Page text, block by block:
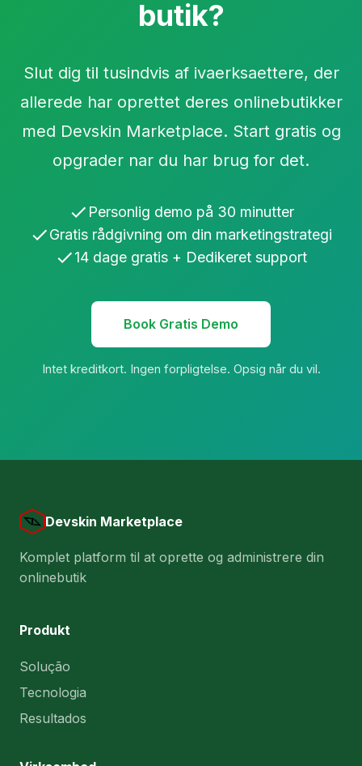
butik?
Slut dig til tusindvis af ivaerksaettere, der
allerede har oprettet deres onlinebutikker
med Devskin Marketplace. Start gratis og
opgrader nar du har brug for det.
Personlig demo på 30 minutter
Gratis rådgivning om din marketingstrategi
14 dage gratis + Dedikeret support
Book Gratis Demo
Intet kreditkort. Ingen forpligtelse. Opsig når du vil.
Devskin Marketplace
Komplet platform til at oprette og administrere din
onlinebutik
Produkt
Solução
Tecnologia
Resultados